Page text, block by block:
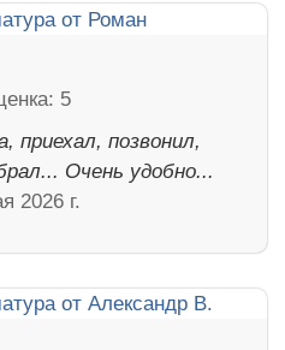
приехал, позвонил,
Очень удобно...
2026 г.